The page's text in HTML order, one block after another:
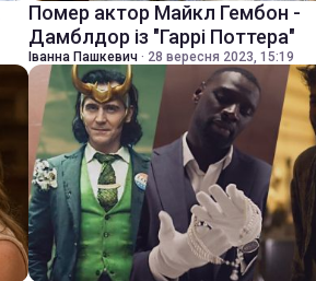
Помер актор Майкл Гембон -
Дамблдор із "Гаррі Поттера"
Іванна Пашкевич · 28 вересня 2023, 15:19